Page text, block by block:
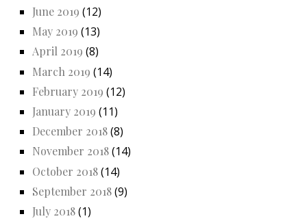
June 2019 (12)
May 2019 (13)
April 2019 (8)
March 2019 (14)
February 2019 (12)
January 2019 (11)
December 2018(8)
November 2018(14)
October 2018(14)
September 2018(9)
July 2018(1)